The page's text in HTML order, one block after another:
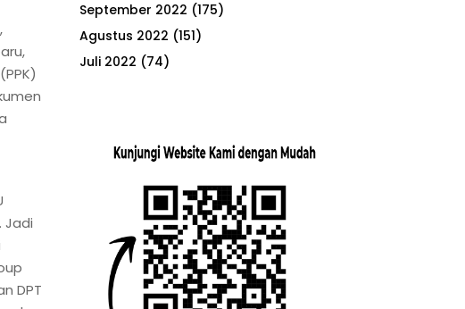
Jadi
DPT
September 2022 (175)
Agustus 2022 (151)
Juli 2022 (74)